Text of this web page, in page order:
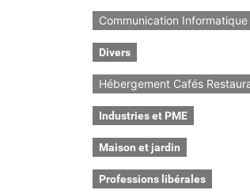
Communication Informatique
Divers
Hébergement Cafés
Industries et PME
Maison et jardin
Professions libérales